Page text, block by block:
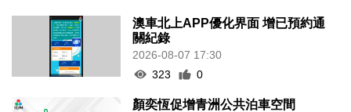
澳車北上APP優化界面 增已預約通
關紀錄
2026-08-07 17:30
323
0
顏奕恆促增青洲公共泊車空間